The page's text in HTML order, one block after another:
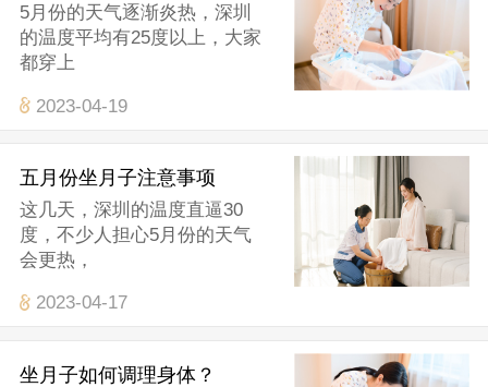
5月份的天气逐渐炎热，深圳
的温度平均有25度以上，大家
都穿上
2023-04-19
五月份坐月子注意事项
这几天，深圳的温度直逼30
度，不少人担心5月份的天气
会更热，
2023-04-17
​坐月子如何调理身体？